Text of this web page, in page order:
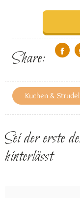
Share:
Kuchen & Strudel
Sei der erste
hinterlässt